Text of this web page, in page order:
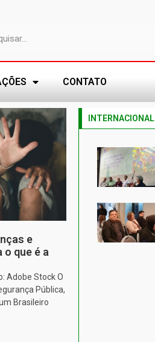
CONTATO
e
que é a
Adobe Stock O
Pública,
Brasileiro
INTERNACIONAL